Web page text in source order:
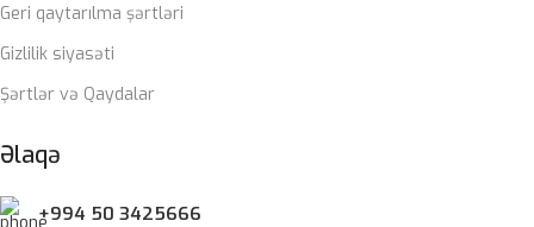
Geri qaytarılma şərtləri
Gizlilik siyasəti
Şərtlər və Qaydalar
Əlaqə
+994 50 3425666